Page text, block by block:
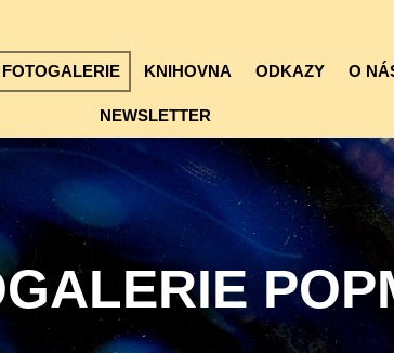
FOTOGALERIE KNIHOVNA ODKAZY O
NEWSLETTER